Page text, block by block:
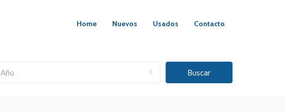
Home Nuevos Usados Contacto
Año Buscar